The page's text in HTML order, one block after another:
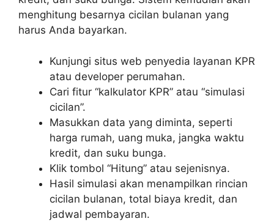
menghitung besarnya cicilan bulanan yang
harus Anda bayarkan.
Kunjungi situs web penyedia layanan KPR
atau developer perumahan.
Cari fitur “kalkulator KPR” atau “simulasi
cicilan”.
Masukkan data yang diminta, seperti
harga rumah, uang muka, jangka waktu
kredit, dan suku bunga.
Klik tombol “Hitung” atau sejenisnya.
Hasil simulasi akan menampilkan rincian
cicilan bulanan, total biaya kredit, dan
jadwal pembayaran.